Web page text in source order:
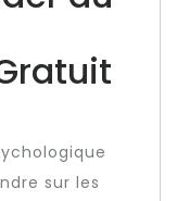
sur les